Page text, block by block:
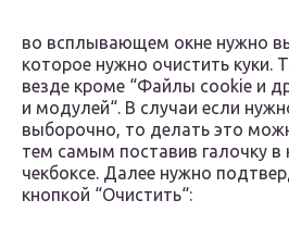
во всплывающем окне нужно
которое нужно очистить куки.
везде кроме “Файлы cookie и
и модулей“. В случаи если
выборочно, то делать это
тем самым поставив галочку в
чекбоксе. Далее нужно
кнопкой “Очистить“: